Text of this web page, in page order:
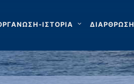
ΙΣΤΟΡΙΑ ΔΙΑΡΘΡΩΣΗ